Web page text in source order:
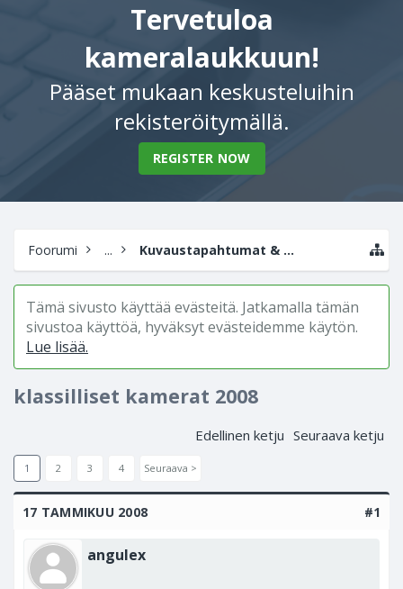
Tervetuloa
kameralaukkuun!
Pääset mukaan keskusteluihin
rekisteröitymällä.
REGISTER NOW
Foorumi ... Kuvaustapahtumat & valokuvanäyttelyt
Tämä sivusto käyttää evästeitä. Jatkamalla tämän
sivustoa käyttöä, hyväksyt evästeidemme käytön.
Lue lisää.
klassilliset kamerat 2008
Edellinen ketju Seuraava ketju
1 2 3 4 Seuraava >
17 TAMMIKUU 2008 #1
angulex